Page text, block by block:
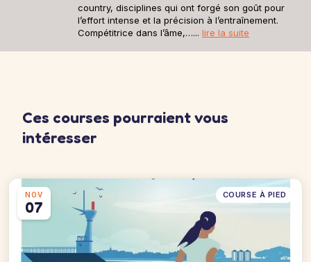
country, disciplines qui ont forgé son goût pour
l’effort intense et la précision à l’entraînement.
Compétitrice dans l’âme,…... lire la suite
Ces courses pourraient vous
intéresser
NOV
07
COURSE À PIED